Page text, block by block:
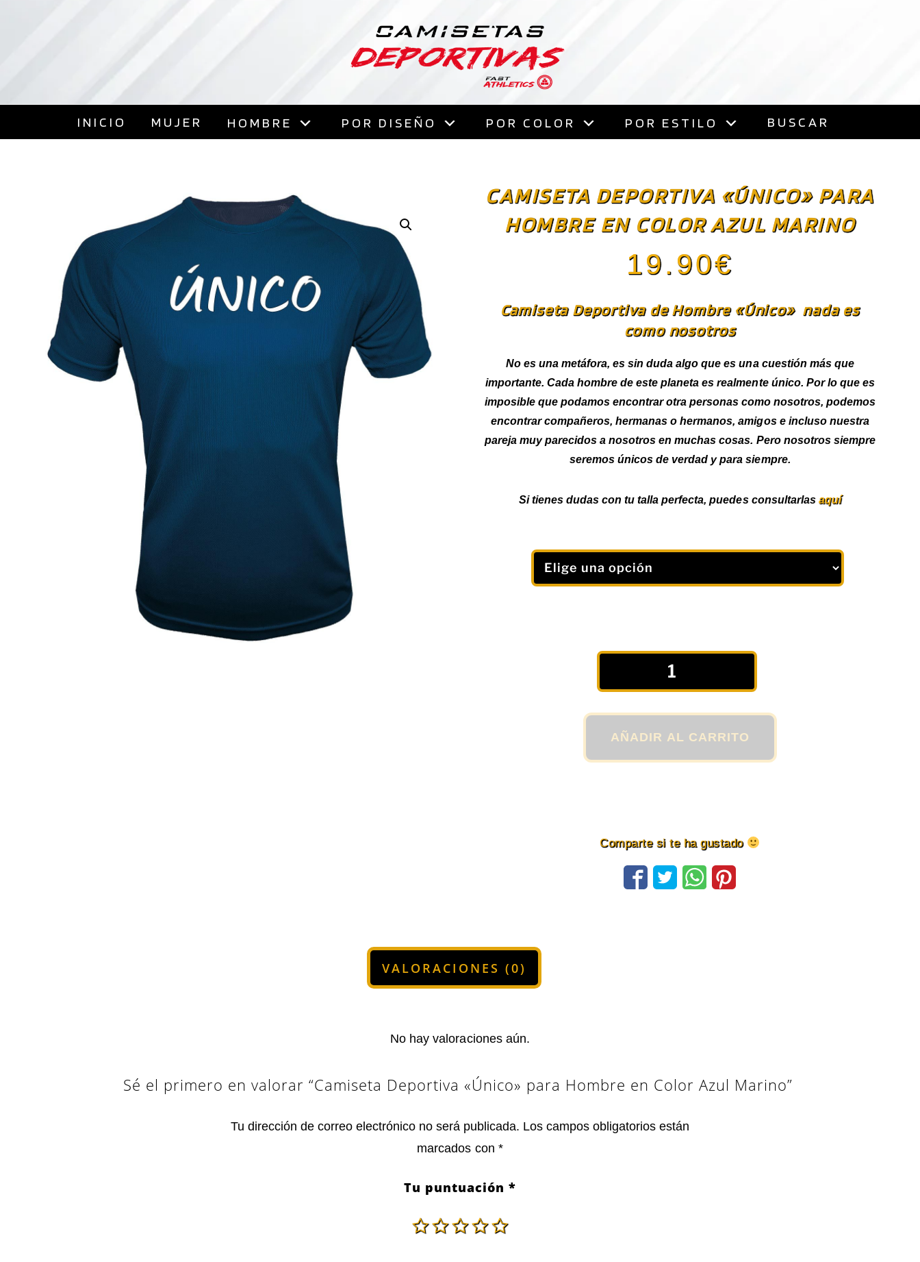
al
contenido
INICIO MUJER HOMBRE POR DISEÑO POR COLOR POR ESTILO BUSCAR
CAMISETA DEPORTIVA «ÚNICO» PARA
HOMBRE EN COLOR AZUL MARINO
19.90€
Camiseta Deportiva de Hombre «Único» nada es
como nosotros
No es una metáfora, es sin duda algo que es una cuestión más que
importante. Cada hombre de este planeta es realmente único. Por lo que es
imposible que podamos encontrar otra personas como nosotros, podemos
encontrar compañeros, hermanas o hermanos, amigos e incluso nuestra
pareja muy parecidos a nosotros en muchas cosas. Pero nosotros siempre
seremos únicos de verdad y para siempre.
Si tienes dudas con tu talla perfecta, puedes consultarlas aquí
AÑADIR AL CARRITO
Comparte si te ha gustado
VALORACIONES (0)
No hay valoraciones aún.
Sé el primero en valorar “Camiseta Deportiva «Único» para Hombre en Color Azul Marino”
Tu dirección de correo electrónico no será publicada. Los campos obligatorios están
marcados con *
Tu puntuación *